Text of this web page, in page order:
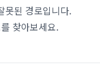
못된 경로입니다.
찾아보세요.